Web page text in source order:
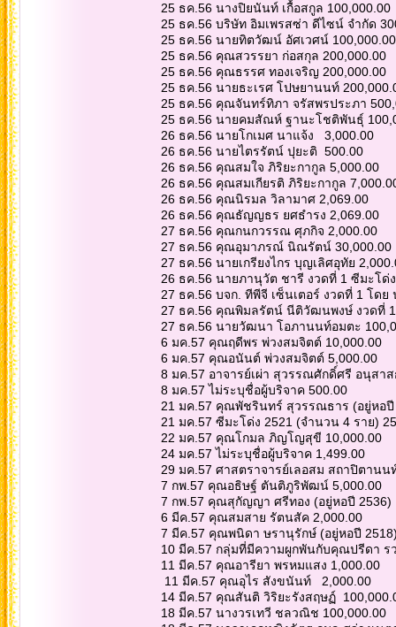
25 ธค.56 นางปิยนันท์ เกื้อสกูล 100,000.00
25 ธค.56 บริษัท อิมเพรสซ่า ดีไซน์ จำกัด
25 ธค.56 นายทิตวัฒน์ อัศเวศน์
25 ธค.56 คุณสวรรยา ก่อสกุล 200,000.00
25 ธค.56 คุณธรรศ ทองเจริญ 200,000.00
25 ธค.56 นายธะเรศ โปษยานนท์
25 ธค.56 คุณจันทร์ทิภา จรัสพรประภา
25 ธค.56 นายคมสัณห์ ฐานะโชติพันธุ์
26 ธค.56 นายโกเมศ นาแจ้ง 3,000.00
26 ธค.56 นายไตรรัตน์ ปุยะติ 500.00
26 ธค.56 คุณสมใจ ภิริยะกากูล 5,000.00
26 ธค.56 คุณสมเกียรติ ภิริยะกากูล
26 ธค.56 คุณนิรมล วิลามาศ 2,069.00
26 ธค.56 คุณธัญญธร ยศธำรง 2,069.00
27 ธค.56 คุณกนกวรรณ ศุภกิจ 2,000.00
27 ธค.56 คุณอุมาภรณ์ นิณรัตน์ 30,000.00
27 ธค.56 นายเกรียงไกร บุญเลิศอุทัย
26 ธค.56 นายภานุวัต ชารี งวดที่ 1 ซีมะโด่
27 ธค.56 บจก. ทีพีจี เซ็นเตอร์ งวดที่ 1 โด
27 ธค.56 คุณพิมลรัตน์ นีติวัฒนพงษ์ งวดที่
27 ธค.56 นายวัฒนา โอภานนท์อมตะ
6 มค.57 คุณฤดีพร พ่วงสมจิตต์ 10,000.00
6 มค.57 คุณอนันต์ พ่วงสมจิตต์ 5,000.00
8 มค.57 อาจารย์เผ่า สุวรรณศักดิ์ศรี อนุสา
8 มค.57 ไม่ระบุชื่อผู้บริจาค 500.00
21 มค.57 คุณพัชรินทร์ สุวรรณธาร (อยู่หอปี
21 มค.57 ซีมะโด่ง 2521 (จำนวน 4 ราย)
22 มค.57 คุณโกมล ภิญโญสุขี 10,000.00
24 มค.57 ไม่ระบุชื่อผู้บริจาค 1,499.00
29 มค.57 ศาสตราจารย์เลอสม สถาปิตานน
7 กพ.57 คุณอธิษฐ์ ตันติภูริพัฒน์ 5,000.00
7 กพ.57 คุณสุกัญญา ศรีทอง (อยู่หอปี 2536)
6 มีค.57 คุณสมสาย รัตนสัค 2,000.00
7 มีค.57 คุณพนิดา ษรานุรักษ์ (อยู่หอปี
10 มีค.57 กลุ่มที่มีความผูกพันกับคุณปรีดา ร
11 มีค.57 คุณอารียา พรหมแสง 1,000.00
11 มีค.57 คุณอุไร สังขนันท์ 2,000.00
14 มีค.57 คุณสันติ วิริยะรังสฤษฏ์
18 มีค.57 นางวรเทวี ชลวณิช 100,000.00